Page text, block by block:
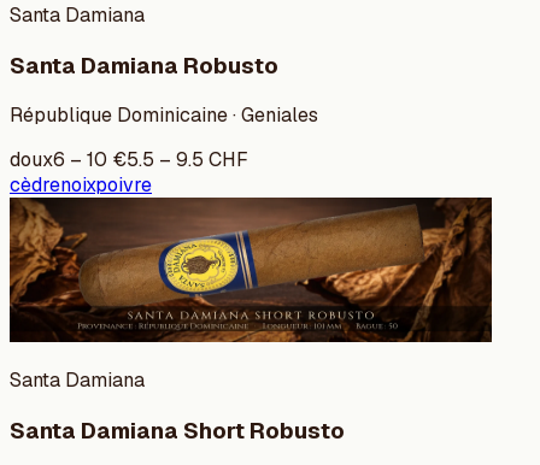
Santa Damiana
Santa Damiana Robusto
République Dominicaine · Geniales
doux6 – 10 €5.5 – 9.5 CHF
cèdrenoixpoivre
Santa Damiana
Santa Damiana Short Robusto